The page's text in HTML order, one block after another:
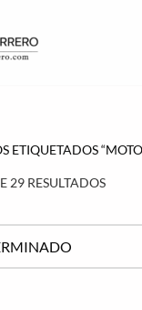
ETIQUETADOS
29 RESULTADOS